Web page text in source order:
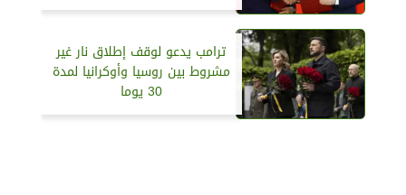
ترامب يدعو لوقف إطلاق نار غير
مشروط بين روسيا وأوكرانيا لمدة
30 يوما